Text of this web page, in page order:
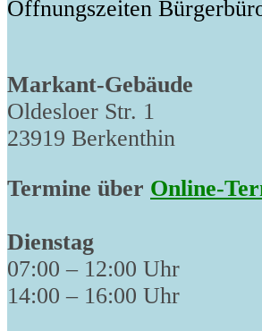
Öffnungszeiten
Markant-Gebäude
Oldesloer Str. 1
23919 Berkenthin
Termine über Online-
Dienstag
07:00 – 12:00 Uhr
14:00 – 16:00 Uhr